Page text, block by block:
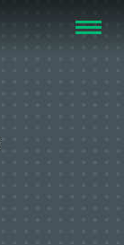
FECHAR